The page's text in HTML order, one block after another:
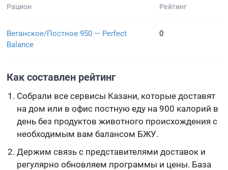
Рацион Рейтинг
Веганское/Постное 950 — Perfect
Balance
0
Как составлен рейтинг
Собрали все сервисы Казани, которые доставят
на дом или в офис постную еду на 900 калорий в
день без продуктов животного происхождения с
необходимым вам балансом БЖУ.
Держим связь с представителями доставок и
регулярно обновляем программы и цены. База